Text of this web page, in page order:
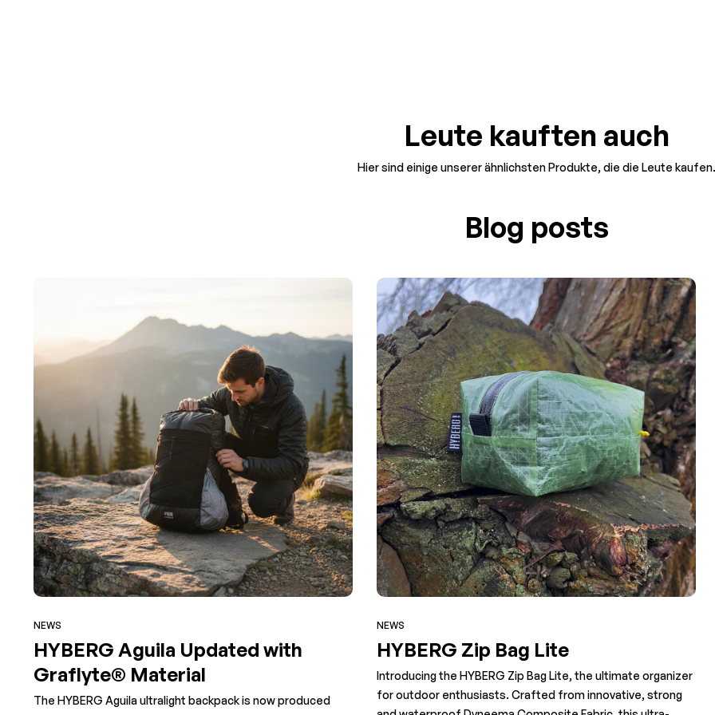
Leute kauften auch
Hier sind einige unserer ähnlichsten Produkte, die die Leute kaufen.
Blog posts
NEWS
HYBERG Aguila Updated with
Graflyte® Material
The HYBERG Aguila ultralight backpack is now produced
NEWS
HYBERG Zip Bag Lite
Introducing the HYBERG Zip Bag Lite, the ultimate organizer
for outdoor enthusiasts. Crafted from innovative, strong